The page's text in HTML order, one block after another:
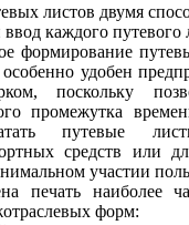
листов двумя
каждого путевого
формирование
особенно удобен
поскольку
промежутка
путевые
средств или
участии
печать наиболее
форм: